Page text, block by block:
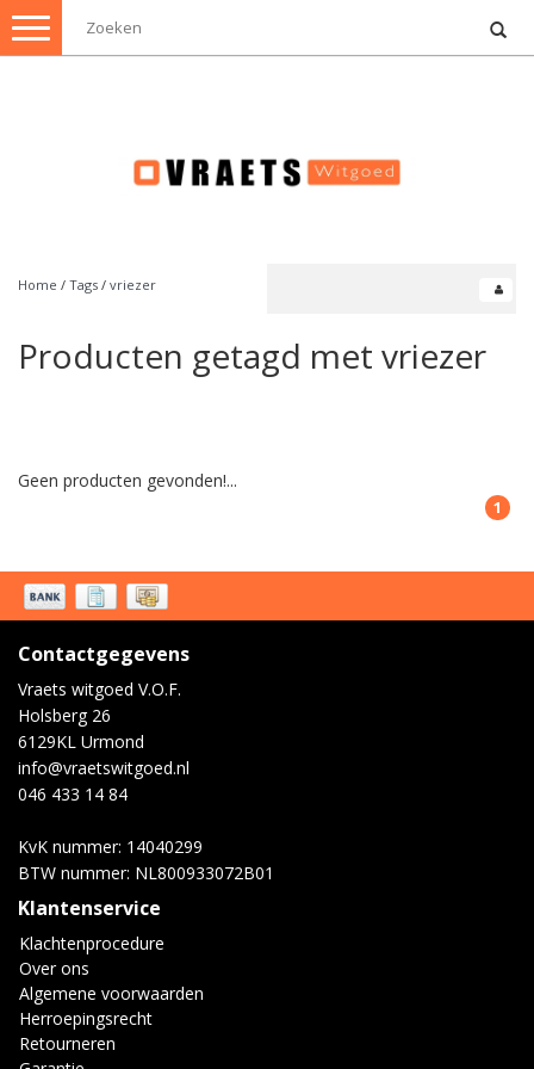
Toggle
navigation
Home / Tags / vriezer
Producten getagd met vriezer
Geen producten gevonden!...
1
Contactgegevens
Vraets witgoed V.O.F.
Holsberg 26
6129KL Urmond
info@vraetswitgoed.nl
046 433 14 84
KvK nummer: 14040299
BTW nummer: NL800933072B01
Klantenservice
Klachtenprocedure
Over ons
Algemene voorwaarden
Herroepingsrecht
Retourneren